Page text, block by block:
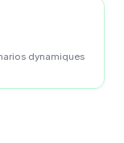
dynamiques